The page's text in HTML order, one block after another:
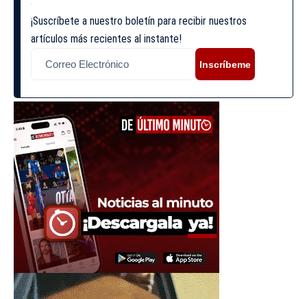
¡Suscríbete a nuestro boletín para recibir nuestros
artículos más recientes al instante!
Inscríbeme